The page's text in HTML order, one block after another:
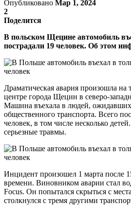
Опубликовано Мар 1, 2024
2
Поделится
В польском Щецине автомобиль
пострадали 19 человек. Об этом
Драматическая авария произошла на
центре города Щецин в северо-
Машина въехала в людей,
общественного транспорта. Всего
человек, в том числе несколько
серьезные травмы.
Инцидент произошел 1 марта после
времени. Виновником аварии стал
Focus. Он попытался скрыться с
столкнулся с тремя другими